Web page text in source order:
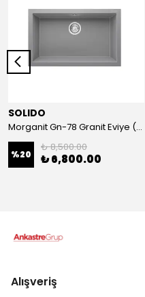
SOLIDO
Morganit Gn-78 Granit Eviye (Stone Grey)
%20
₺ 8,500.00
₺ 6,800.00
Alışveriş